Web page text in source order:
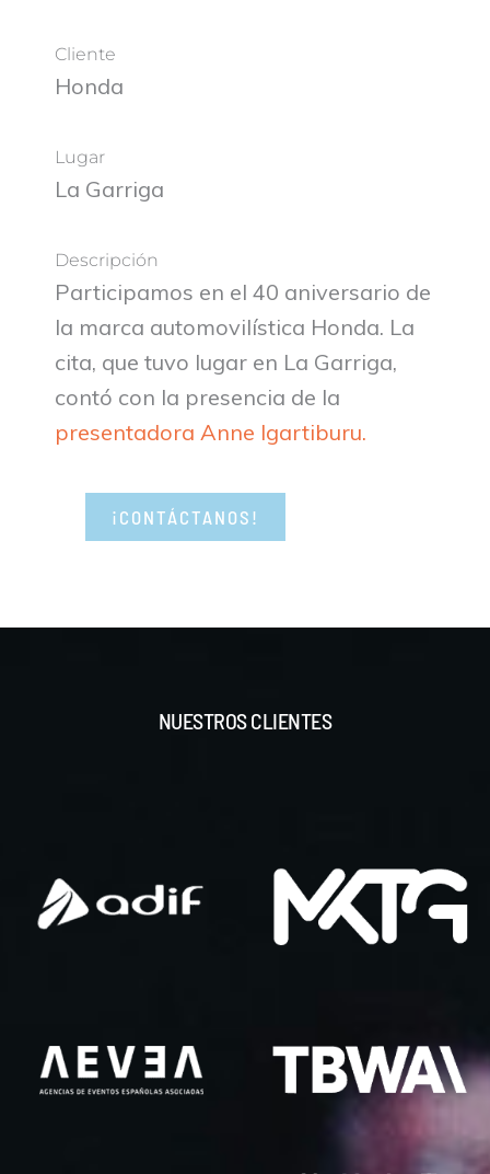
Cliente
Honda
Lugar
La Garriga
Descripción
Participamos en el 40 aniversario de
la marca automovilística Honda. La
cita, que tuvo lugar en La Garriga,
contó con la presencia de la
presentadora Anne Igartiburu.
¡CONTÁCTANOS!
NUESTROS CLIENTES